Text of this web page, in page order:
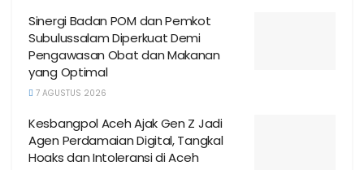
Sinergi Badan POM dan Pemkot
Subulussalam Diperkuat Demi
Pengawasan Obat dan Makanan
yang Optimal
7 AGUSTUS 2026
Kesbangpol Aceh Ajak Gen Z Jadi
Agen Perdamaian Digital, Tangkal
Hoaks dan Intoleransi di Aceh